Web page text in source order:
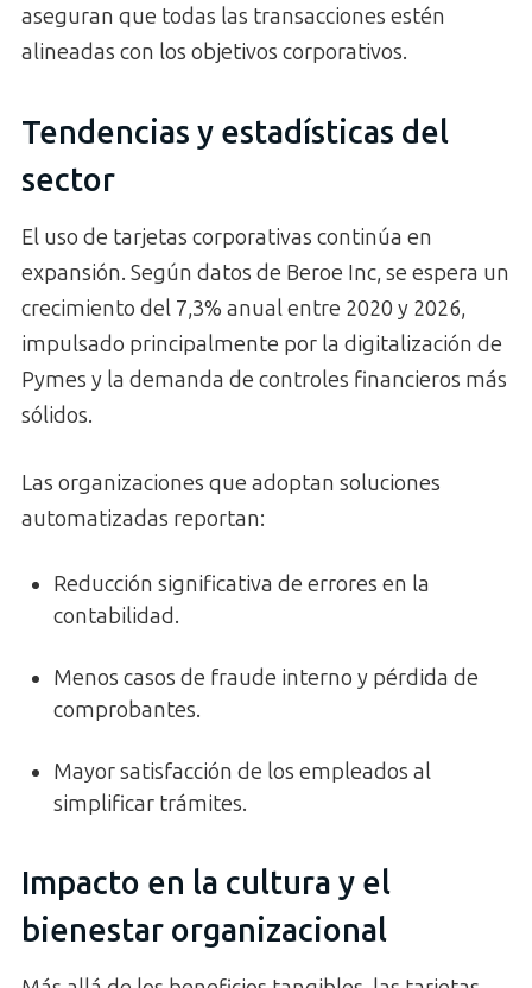
aseguran que todas las transacciones estén
alineadas con los objetivos corporativos.
Tendencias y estadísticas del
sector
El uso de tarjetas corporativas continúa en
expansión. Según datos de Beroe Inc, se espera un
crecimiento del 7,3% anual entre 2020 y 2026,
impulsado principalmente por la digitalización de
Pymes y la demanda de controles financieros más
sólidos.
Las organizaciones que adoptan soluciones
automatizadas reportan:
Reducción significativa de errores en la
contabilidad.
Menos casos de fraude interno y pérdida de
comprobantes.
Mayor satisfacción de los empleados al
simplificar trámites.
Impacto en la cultura y el
bienestar organizacional